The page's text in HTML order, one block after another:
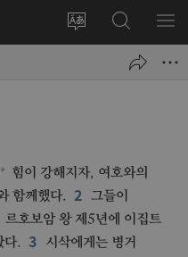
사이트
로그인
(새로운
JW.ORG
검색
메
+ 힘이 강해지자, 여호와의
함께했다. 2 그들이
호보암 왕 제5년에 이집트
다. 3
시삭에게는 병거